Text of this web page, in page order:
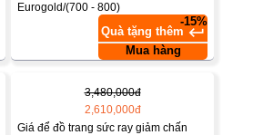
Eurogold/(700 - 800)
-15%
Quà tặng thêm keyboard_return
Mua hàng
3,480,000đ
2,610,000đ
Giá để đồ trang sức ray giảm chấn